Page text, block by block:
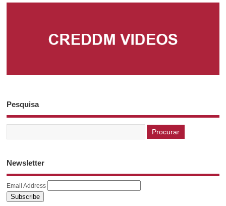
Pesquisa
Newsletter
Email Address